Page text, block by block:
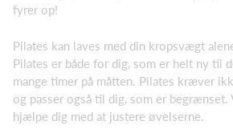
fyrer op!
Pilates kan laves med din kropsvægt
Pilates er både for dig, som er helt ny til
mange timer på måtten. Pilates kræver
og passer også til dig, som er begrænset.
hjælpe dig med at justere øvelserne.